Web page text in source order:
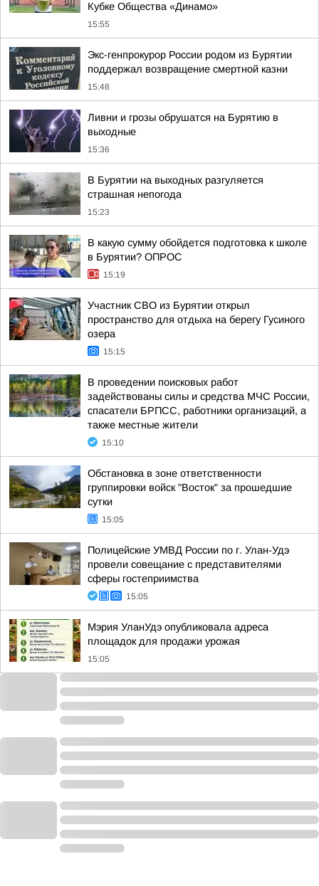
Кубке Общества «Динамо»
15:55
Экс-генпрокурор России родом из Бурятии
поддержал возвращение смертной казни
15:48
Ливни и грозы обрушатся на Бурятию в
выходные
15:36
В Бурятии на выходных разгуляется
страшная непогода
15:23
В какую сумму обойдется подготовка к школе
в Бурятии? ОПРОС
15:19
Участник СВО из Бурятии открыл
пространство для отдыха на берегу Гусиного
озера
15:15
В проведении поисковых работ
задействованы силы и средства МЧС России,
спасатели БРПСС, работники организаций, а
также местные жители
15:10
Обстановка в зоне ответственности
группировки войск "Восток" за прошедшие
сутки
15:05
Полицейские УМВД России по г. Улан-Удэ
провели совещание с представителями
сферы гостеприимства
15:05
Мэрия УланУдэ опубликовала адреса
площадок для продажи урожая
15:05